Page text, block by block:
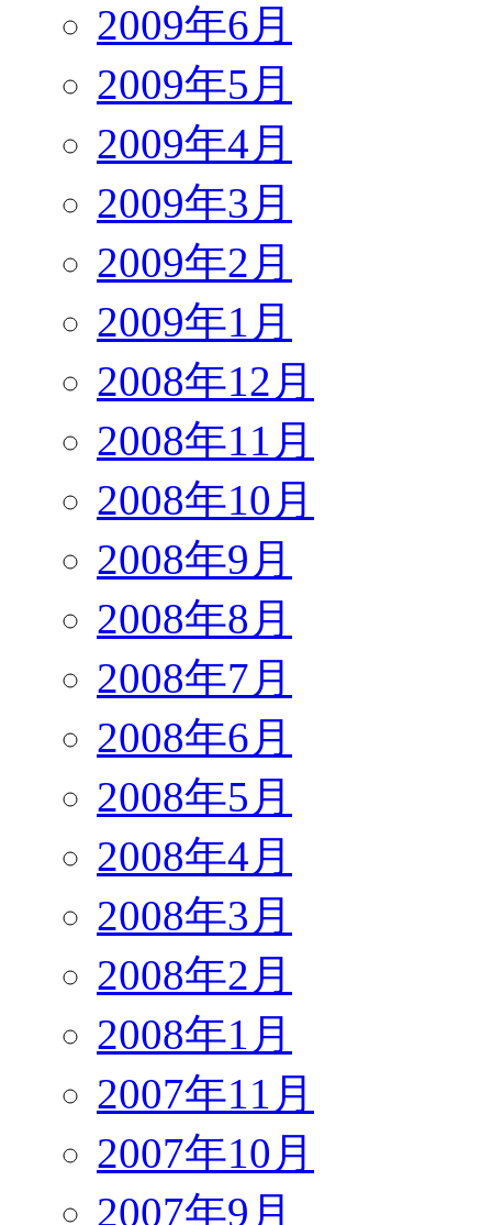
2009年6月
2009年5月
2009年4月
2009年3月
2009年2月
2009年1月
2008年12月
2008年11月
2008年10月
2008年9月
2008年8月
2008年7月
2008年6月
2008年5月
2008年4月
2008年3月
2008年2月
2008年1月
2007年11月
2007年10月
2007年9月